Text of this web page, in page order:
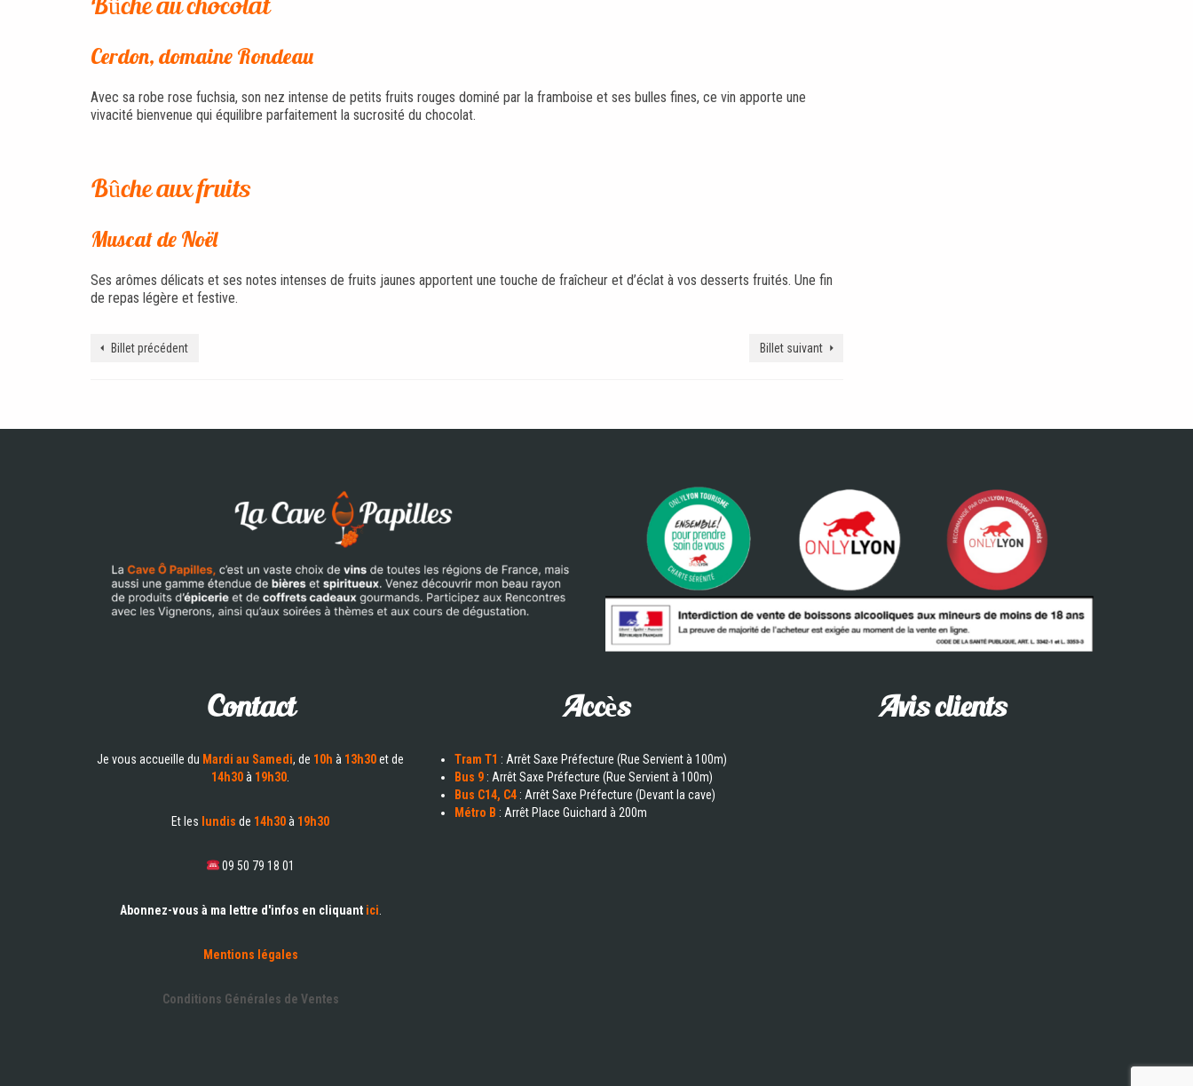
Cerdon, domaine Rondeau
Avec sa robe rose fuchsia, son nez intense de petits fruits rouges dominé par la framboise et ses bulles fines, ce vin apporte une
vivacité bienvenue qui équilibre parfaitement la sucrosité du chocolat.
Bûche aux fruits
Muscat de Noël
Ses arômes délicats et ses notes intenses de fruits jaunes apportent une touche de fraîcheur et d’éclat à vos desserts fruités. Une fin
de repas légère et festive.
Billet précédent Billet suivant
Contact
Je vous accueille du Mardi au Samedi, de 10h à 13h30et de
14h30à 19h30
Et les lundis de 14h30à 19h30
09 50 79 18 01
Abonnez-vous à ma lettre d'infos en cliquant ici
Mentions légales
Conditions Générales de Ventes
Accès
Tram T1 : Arrêt Saxe Préfecture (Rue Servient à 100m)
Bus 9 : Arrêt Saxe Préfecture (Rue Servient à 100m)
Bus C14, C4 : Arrêt Saxe Préfecture (Devant la cave)
Métro B : Arrêt Place Guichard à 200m
Avis clients